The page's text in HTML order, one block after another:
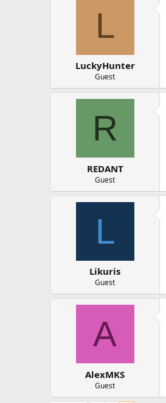
L
LuckyHunter
Guest
R
REDANT
Guest
L
Likuris
Guest
A
AlexMKS
Guest